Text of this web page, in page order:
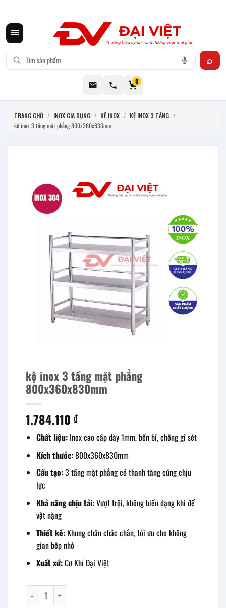
0
TRANG CHỦ / INOX GIA DỤNG / KỆ INOX / KỆ INOX 3 TẦNG /
kệ inox 3 tầng mặt phẳng 800x360x830mm
kệ inox 3 tầng mặt phẳng
800x360x830mm
1.784.110 ₫
Chất liệu:Inox cao cấp dày 1mm, bền bỉ, chống gỉ sét
Kích thước:800x360x830mm
Cấu tạo:3 tầng mặt phẳng có thanh tăng cứng chịu
lực
Khả năng chịu tải:Vượt trội, không biến dạng khi để
vật nặng
Thiết kế:Khung chân chắc chắn, tối ưu cho không
gian bếp nhỏ
Xuất xứ:Cơ Khí Đại Việt
kệ inox 3 tầng mặt phẳng 800x360x830mm số lượng